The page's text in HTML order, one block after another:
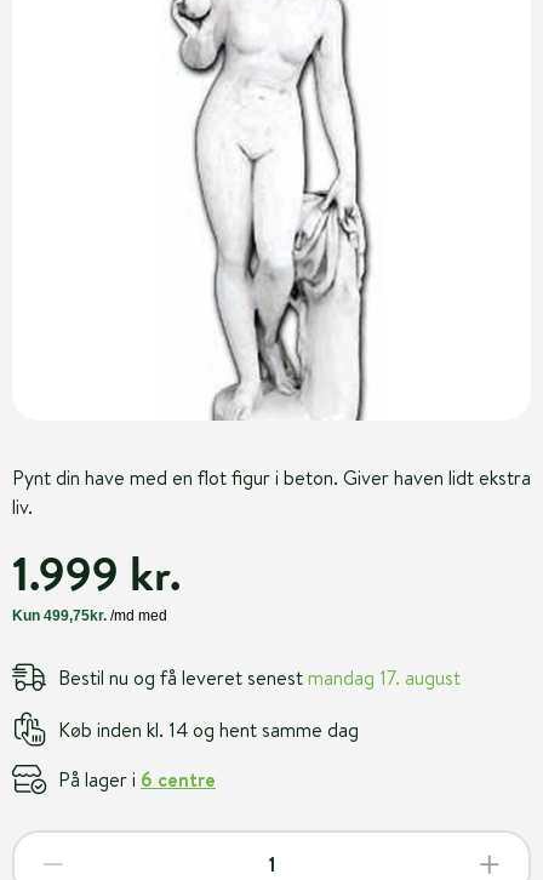
Pynt din have med en flot figur i beton. Giver haven lidt ekstra
liv.
1.999 kr.
Bestil nu og få leveret senestmandag 17. august
Køb inden kl. 14 og hent samme dag
På lager i 6 centre